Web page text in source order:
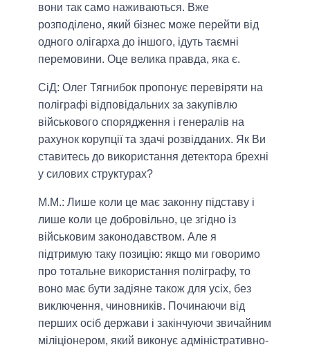
вони так само наживаються. Вже
розподілено, який бізнес може перейти від
одного олігарха до іншого, ідуть таємні
перемовини. Оце велика правда, яка є.
СіД: Олег Тягнибок пропонує перевіряти на
поліграфі відповідальних за закупівлю
військового спорядження і генералів на
рахунок корупції та здачі розвідданих. Як Ви
ставитесь до використання детектора брехні
у силових структурах?
М.М.: Лише коли це має законну підставу і
лише коли це добровільно, це згідно із
військовим законодавством. Але я
підтримую таку позицію: якщо ми говоримо
про тотальне використання поліграфу, то
воно має бути задіяне також для усіх, без
виключення, чиновників. Починаючи від
перших осіб держави і закінчуючи звичайним
міліціонером, який виконує адміністративно-